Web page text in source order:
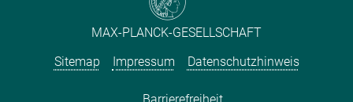
MAX-PLANCK-GESELLSCHAFT
Sitemap
Impressum Datenschutzhinweis
Barrierefreiheit